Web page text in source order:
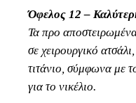
Όφελος 12 –
Τα προ
σε χειρουργικό
τιτάνιο, σύμφωνα με
για το νικέλιο.